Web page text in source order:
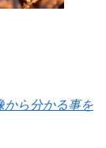
から分かる事を